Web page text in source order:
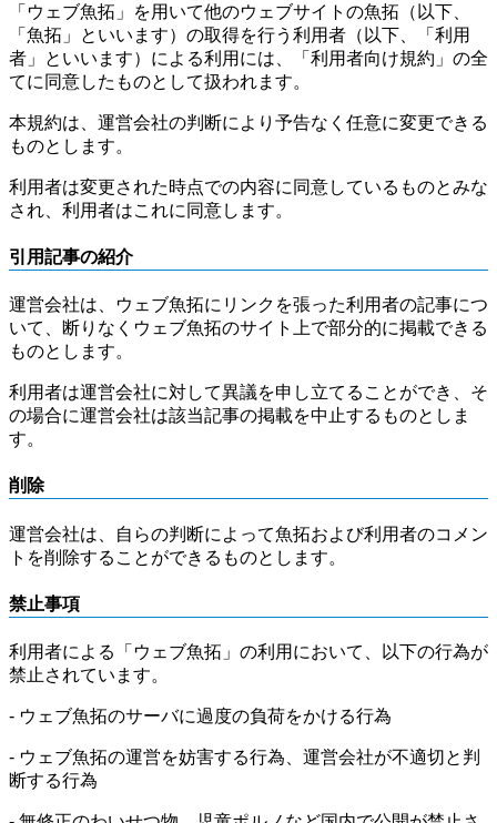
「ウェブ魚拓」を用いて他のウェブサイトの魚拓（以下、
「魚拓」といいます）の取得を行う利用者（以下、「利用
者」といいます）による利用には、「利用者向け規約」の全
てに同意したものとして扱われます。
本規約は、運営会社の判断により予告なく任意に変更できる
ものとします。
利用者は変更された時点での内容に同意しているものとみな
され、利用者はこれに同意します。
引用記事の紹介
運営会社は、ウェブ魚拓にリンクを張った利用者の記事につ
いて、断りなくウェブ魚拓のサイト上で部分的に掲載できる
ものとします。
利用者は運営会社に対して異議を申し立てることができ、そ
の場合に運営会社は該当記事の掲載を中止するものとしま
す。
削除
運営会社は、自らの判断によって魚拓および利用者のコメン
トを削除することができるものとします。
禁止事項
利用者による「ウェブ魚拓」の利用において、以下の行為が
禁止されています。
- ウェブ魚拓のサーバに過度の負荷をかける行為
- ウェブ魚拓の運営を妨害する行為、運営会社が不適切と判
断する行為